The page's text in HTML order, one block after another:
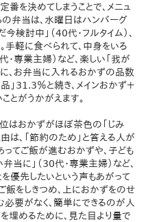
を決めてしまうことで、メニュ
の弁当は、水曜日はハンバーグ
検討中」（40代・フルタイム）、
。手軽に食べられて、中身をいろ
専業主婦）など、楽しい「我が
に、お弁当に入れるおかずの品数
」31.3％と続き、メインおかず＋
とがうかがえます。
位はおかずがほぼ茶色の「じみ
は、「節約のため」と答える人が
ってご飯が進むおかずや、子ども
当に」（30代・専業主婦）など、
優先したいという声もあがって
飯をしきつめ、上におかずをのせ
要がなく、簡単にできるのが人
埋めるために、見た目より量で